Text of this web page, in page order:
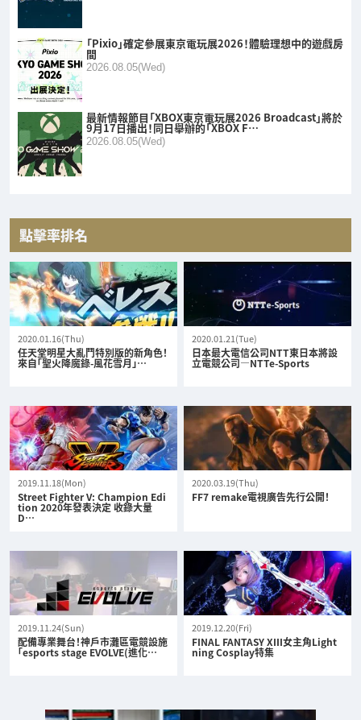
「Pixio」確定參展東京電玩展2026！體驗理想中的遊戲房
間
2026.08.05(Wed)
最新情報節目「XBOX東京電玩展2026 Broadcast」將於
9月17日播出！同日舉辦的「XBOX F…
2026.08.05(Wed)
點擊率排名
2020.01.16(Thu)
任天堂明星大亂鬥特別版的新角色！
來自「聖火降魔錄-風花雪月」…
2020.01.21(Tue)
日本最大電信公司NTT東日本將設
立電競公司—NTTe-Sports
2019.11.18(Mon)
Street Fighter V: Champion Edi
tion 2020年發表決定 收錄大量
D…
2020.03.19(Thu)
FF7 remake電視廣告先行公開！
2019.11.24(Sun)
配備專業舞台！神戶市灘區電競設施
「esports stage EVOLVE(進化…
2019.12.20(Fri)
FINAL FANTASY XIII女主角Light
ning Cosplay特集